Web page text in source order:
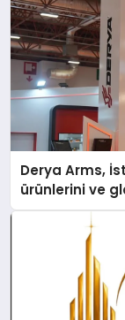
Derya Arms,
ürünlerini ve